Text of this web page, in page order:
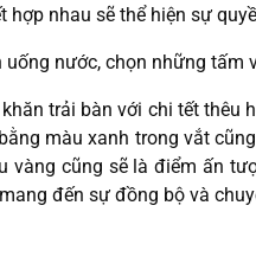
hợp nhau sẽ thể hiện sự
uống nước, chọn những
trải bàn với chi tết
màu xanh trong vắt
vàng cũng sẽ là điểm ấn
đến sự đồng bộ và